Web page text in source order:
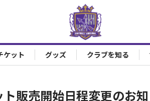
ケット グッズ クラブを知る
販売開始日程変更のお